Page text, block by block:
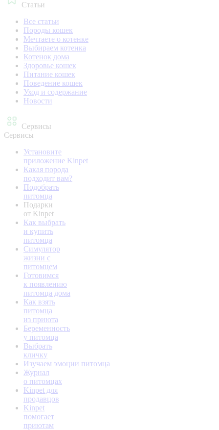
Статьи
Все статьи
Породы кошек
Мечтаете о котенке
Выбираем котенка
Котенок дома
Здоровье кошек
Питание кошек
Поведение кошек
Уход и содержание
Новости
Сервисы
Сервисы
Установите
приложение Kinpet
Какая порода
подходит вам?
Подобрать
питомца
Подарки
от Kinpet
Как выбрать
и купить
питомца
Симулятор
жизни с
питомцем
Готовимся
к появлению
питомца дома
Как взять
питомца
из приюта
Беременность
у питомца
Выбрать
кличку
Изучаем эмоции питомца
Журнал
о питомцах
Kinpet для
продавцов
Kinpet
помогает
приютам